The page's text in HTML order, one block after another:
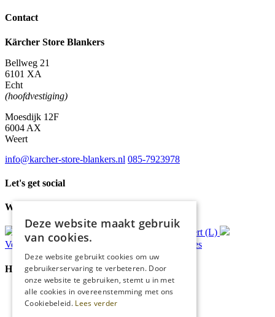
Contact
Kärcher Store Blankers
Bellweg 21
6101 XA
Echt
(hoofdvestiging)
Moesdijk 12F
6004 AX
Weert
info@karcher-store-blankers.nl 085-7923978
Let's get social
Waar wij voor staan
bezorging*
Ophalen in Echt of Weert (L)
Verzondenbinnen 48 uur* advies
Handige Links
Home
Klantenservice
Deze website maakt gebruik
van cookies.
Deze website gebruikt cookies om uw
gebruikerservaring te verbeteren. Door
onze website te gebruiken, stemt u in met
alle cookies in overeenstemming met ons
Cookiebeleid. Lees verder